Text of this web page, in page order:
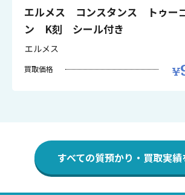
エルメス コンスタンス トゥー
ン K刻 シール付き
エルメス
買取価格
すべての質預かり・買取実績